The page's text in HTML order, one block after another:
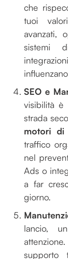
che
tuoi
avanzati,
sistemi
SEO e
visibilità è
strada
motori di
traffico
nel
Ads o
a far
giorno.
lancio,
supporto